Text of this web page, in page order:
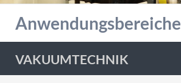
Anwendungsbereiche
VAKUUMTECHNIK